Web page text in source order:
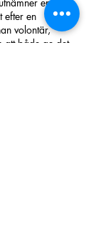
efter en
volontär,
att både ge det